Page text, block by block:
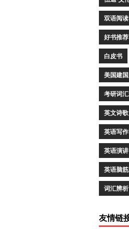
双语阅读
好书推荐
白皮书
美国建
考研词
英文诗歌
英语写作
英语演讲
英语脑
词汇辨析
友情链